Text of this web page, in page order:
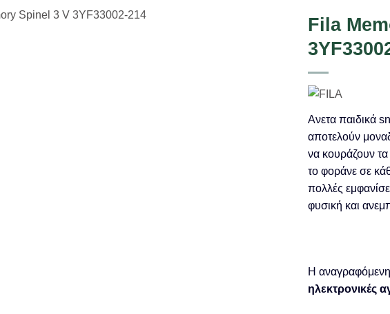
Fila
Ανετα παιδικά
αποτελούν
να κουράζουν
το φοράνε σε
πολλές
φυσική και
Η αναγραφόμενη
ηλεκτρονικές